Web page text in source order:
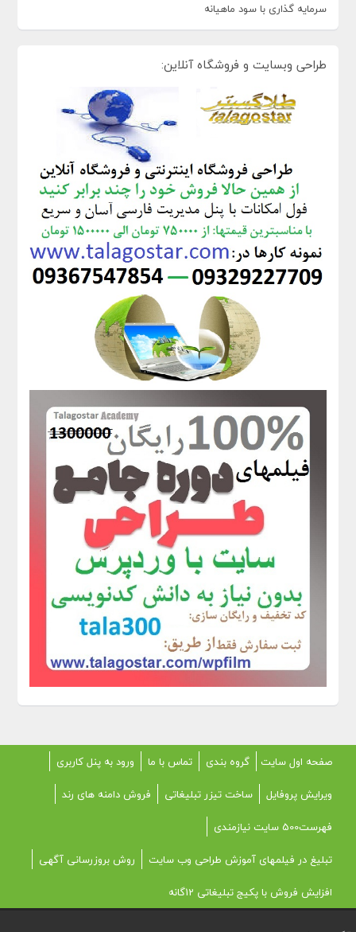
سرمایه گذاری با سود ماهیانه
طراحی وبسایت و فروشگاه آنلاین:
صفحه اول سایت گروه بندی تماس با ما
ورود به پنل کاربری
ویرایش پروفایل
ساخت تیزر تبلیغاتی
فروش دامنه های رند
فهرست500 سایت نیازمندی
تبلیغ در فیلمهای آموزش طراحی وب سایت
روش بروزرسانی آگهی
افزایش فروش با پکیج تبلیغاتی 12گانه